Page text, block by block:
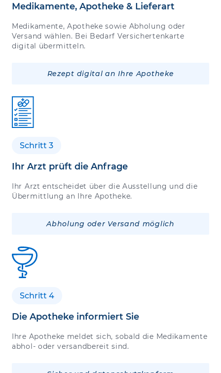
Medikamente, Apotheke & Lieferart
Medikamente, Apotheke sowie Abholung oder
Versand wählen. Bei Bedarf Versichertenkarte
digital übermitteln.
Rezept digital an Ihre Apotheke
Schritt 3
Ihr Arzt prüft die Anfrage
Ihr Arzt entscheidet über die Ausstellung und die
Übermittlung an Ihre Apotheke.
Abholung oder Versand möglich
Schritt 4
Die Apotheke informiert Sie
Ihre Apotheke meldet sich, sobald die Medikamente
abhol- oder versandbereit sind.